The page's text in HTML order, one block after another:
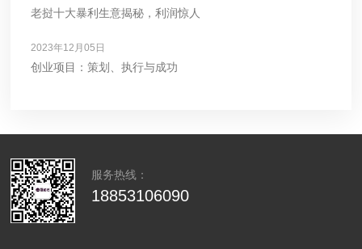
老挝十大暴利生意揭秘，利润惊人
2023年12月05日
创业项目：策划、执行与成功
服务热线：
18853106090